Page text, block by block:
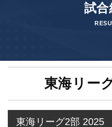
試合
東海リー
東海リーグ2部 2025